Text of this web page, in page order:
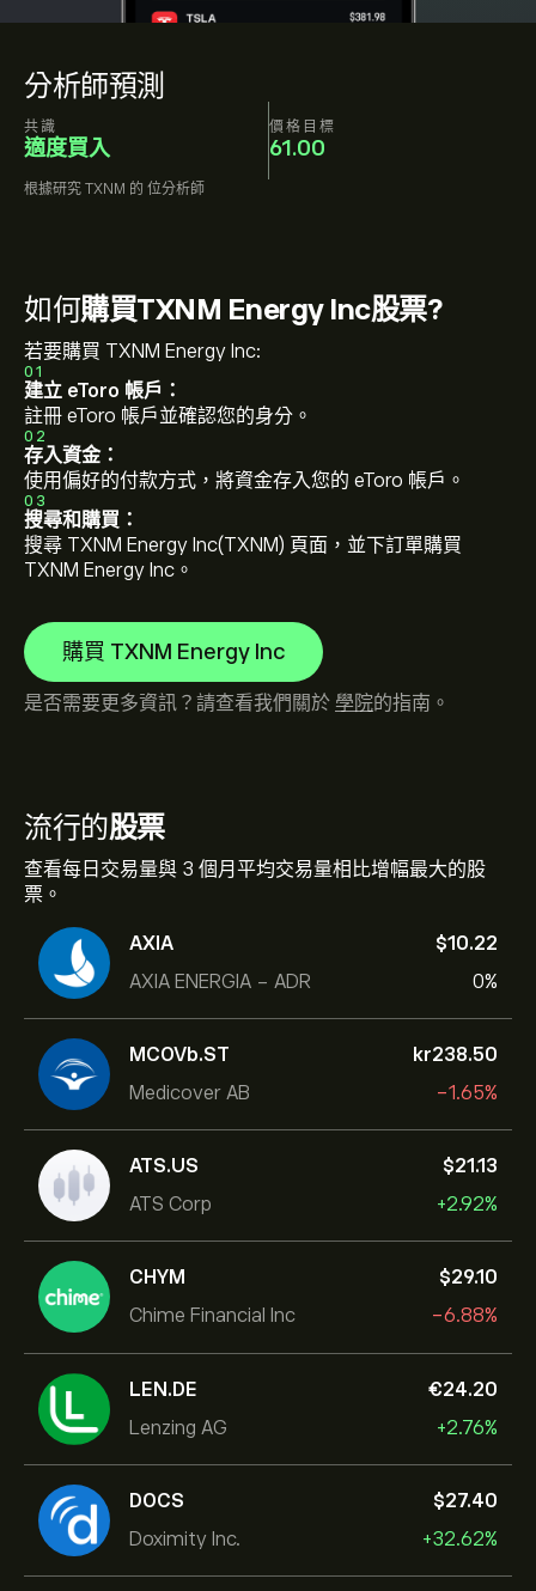
分析師預測
共識
適度買入
價格目標
61.00
根據研究 TXNM 的 位分析師
流行的股票
查看每日交易量與 3 個月平均交易量相比增幅最大的股
票。
AXIA
AXIA ENERGIA - ADR
‎$‎10.22
0%
MCOVb.ST
Medicover AB
‎kr‎238.50
-1.65%
ATS.US
ATS Corp
‎$‎21.13
+2.92%
CHYM
Chime Financial Inc
‎$‎29.10
-6.88%
LEN.DE
Lenzing AG
‎€‎24.20
+2.76%
DOCS
Doximity Inc.
‎$‎27.40
+32.62%
如何購買TXNM Energy Inc股票?
若要購買 TXNM Energy Inc:
01
建立 eToro 帳戶：
註冊 eToro 帳戶並確認您的身分。
02
存入資金：
使用偏好的付款方式，將資金存入您的 eToro 帳戶。
03
搜尋和購買：
搜尋 TXNM Energy Inc(TXNM) 頁面，並下訂單購買
TXNM Energy Inc。
購買 TXNM Energy Inc
是否需要更多資訊？請查看我們關於 學院的指南。